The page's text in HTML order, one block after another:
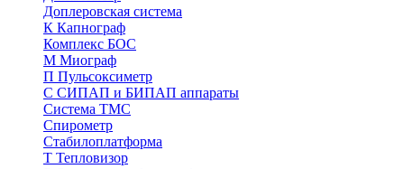
Доплеровская система
К Капнограф
Комплекс БОС
М Миограф
П Пульсоксиметр
С СИПАП и БИПАП аппараты
Система ТМС
Спирометр
Стабилоплатформа
Т Тепловизор